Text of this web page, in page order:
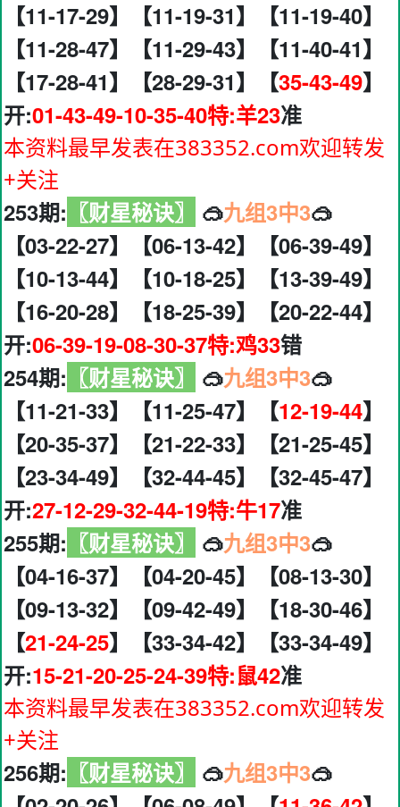
【11-17-29】【11-19-31】【11-19-40】
【11-28-47】【11-29-43】【11-40-41】
【17-28-41】【28-29-31】【35-43-49】
开:01-43-49-10-35-40特:羊23准
本资料最早发表在383352.com欢迎转发
+关注
253期: 〖财星秘诀〗 🥽九组3中3🥽
【03-22-27】【06-13-42】【06-39-49】
【10-13-44】【10-18-25】【13-39-49】
【16-20-28】【18-25-39】【20-22-44】
开:06-39-19-08-30-37特:鸡33错
254期: 〖财星秘诀〗 🥽九组3中3🥽
【11-21-33】【11-25-47】【12-19-44】
【20-35-37】【21-22-33】【21-25-45】
【23-34-49】【32-44-45】【32-45-47】
开:27-12-29-32-44-19特:牛17准
255期: 〖财星秘诀〗 🥽九组3中3🥽
【04-16-37】【04-20-45】【08-13-30】
【09-13-32】【09-42-49】【18-30-46】
【21-24-25】【33-34-42】【33-34-49】
开:15-21-20-25-24-39特:鼠42准
本资料最早发表在383352.com欢迎转发
+关注
256期: 〖财星秘诀〗 🥽九组3中3🥽